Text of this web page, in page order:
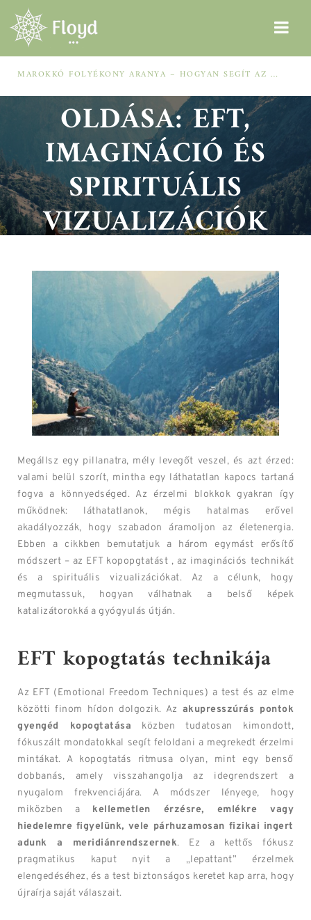
MAROKKÓ FOLYÉKONY ARANYA – HOGYAN SEGÍT AZ ARGÁNOLAJ A SZÁRAZ, MEGVISELT TINCSEKEN?
ÉRZELMI BLOKKOK
OLDÁSA: EFT,
IMAGINÁCIÓ ÉS
SPIRITUÁLIS
VIZUALIZÁCIÓK
Megállsz egy pillanatra, mély levegőt veszel, és azt érzed:
valami belül szorít, mintha egy láthatatlan kapocs tartaná
fogva a könnyedséged. Az érzelmi blokkok gyakran így
működnek: láthatatlanok, mégis hatalmas erővel
akadályozzák, hogy szabadon áramoljon az életenergia.
Ebben a cikkben bemutatjuk a három egymást erősítő
módszert – az EFT kopopgtatást , az imaginációs technikát
és a spirituális vizualizációkat. Az a célunk, hogy
megmutassuk, hogyan válhatnak a belső képek
katalizátorokká a gyógyulás útján.
EFT kopogtatás technikája
Az EFT (Emotional Freedom Techniques) a test és az elme
közötti finom hídon dolgozik. Az akupresszúrás pontok
gyengéd kopogtatása közben tudatosan kimondott,
fókuszált mondatokkal segít feloldani a megrekedt érzelmi
mintákat. A kopogtatás ritmusa olyan, mint egy benső
dobbanás, amely visszahangolja az idegrendszert a
nyugalom frekvenciájára. A módszer lényege, hogy
miközben a kellemetlen érzésre, emlékre vagy
hiedelemre figyelünk, vele párhuzamosan fizikai ingert
adunk a meridiánrendszernek. Ez a kettős fókusz
pragmatikus kaput nyit a „lepattant” érzelmek
elengedéséhez, és a test biztonságos keretet kap arra, hogy
újraírja saját válaszait.